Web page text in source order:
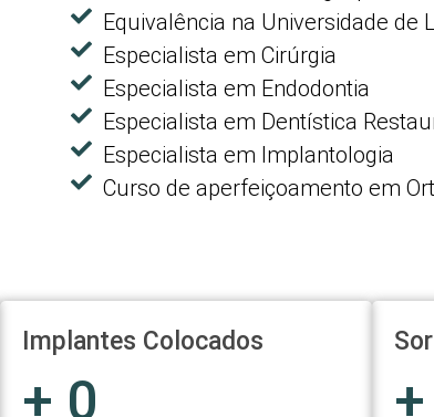
Equivalência na Universidade de
Especialista em Cirúrgia
Especialista em Endodontia
Especialista em Dentística
Especialista em Implantologia
Curso de aperfeiçoamento em
Implantes Colocados
+ 0 +